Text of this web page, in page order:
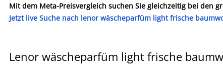
Mit dem Meta-Preisvergleich suchen Sie gleichzeitig bei den
Jetzt live Suche nach lenor wäscheparfüm light frische
Lenor wäscheparfüm light frische